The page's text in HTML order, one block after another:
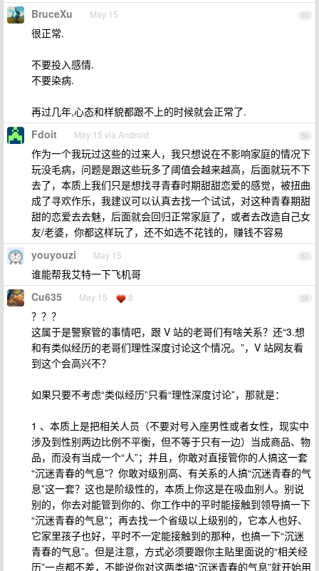
55
BruceXu May 15
很正常.
不要投入感情.
不要染病.
再过几年,心态和样貌都跟不上的时候就会正常了.
56
Fdoit May 15 via Android
作为一个我玩过这些的过来人，我只想说在不影响家庭的情况下
玩没毛病，问题是跟这些玩多了阈值会越来越高，后面就玩不下
去了，本质上我们只是想找寻青春时期甜甜恋爱的感觉，被扭曲
成了寻欢作乐，我建议可以认真去找一个试试，对这种青春期甜
甜的恋爱去去魅，后面就会回归正常家庭了，或者去改造自己女
友/老婆，你都这样玩了，还不如选不花钱的，赚钱不容易
57
youyouzi May 15
谁能帮我艾特一下飞机哥
58
Cu635 May 15 8
？？？
这属于是警察管的事情吧，跟 V 站的老哥们有啥关系？还“3.想
和有类似经历的老哥们理性深度讨论这个情况。”，V 站网友看
到这个会高兴不？
如果只要不考虑“类似经历”只看“理性深度讨论”，那就是：
1 、本质上是把相关人员（不要对号入座男性或者女性，现实中
涉及到性别两边比例不平衡，但不等于只有一边）当成商品、物
品，而没有当成一个“人”；并且，你敢对直接管你的人搞这一套
“沉迷青春的气息”？你敢对级别高、有关系的人搞“沉迷青春的气
息”这一套？这也是阶级性的，本质上你这是在吸血别人。别说
别的，你去对能管到你的、你工作中的平时能接触到领导搞一下
“沉迷青春的气息”；再去找一个省级以上级别的，它本人也好、
它家里孩子也好，平时不一定能接触到的那种，也搞一下“沉迷
青春的气息”。但是注意，方式必须要跟你主贴里面说的“相关经
历”一点都不差，不能说你对这两类搞“沉迷青春的气息”就开始用